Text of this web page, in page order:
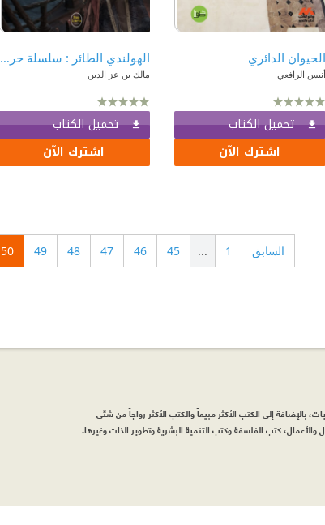
الحيوان الدائري
أنيس الرافعي
تحميل الكتاب
اشترك الآن
الهولندي الطائر : سلسلة حرب القراصنة 3 - روايات الجيب التونسية
مالك بن عز الدين
تحميل الكتاب
اشترك الآن
السابق 1
...
45
46
47
48
49
50
بالإضافة إلى الكتب الأكثر مبيعاً والكتب الأكثر رواجاً من شتّى
كتب الفلسفة وكتب التنمية البشرية وتطوير الذات وغيرها.